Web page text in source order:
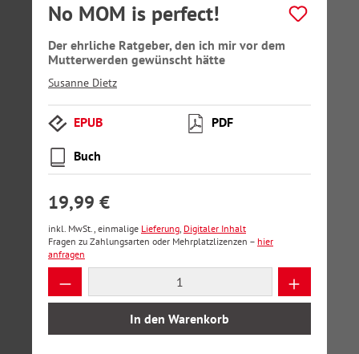
No MOM is perfect!
Der ehrliche Ratgeber, den ich mir vor dem
Mutterwerden gewünscht hätte
Susanne Dietz
EPUB PDF
Buch
19,99 €
inkl. MwSt., einmalige Lieferung, Digitaler Inhalt
Fragen zu Zahlungsarten oder Mehrplatzlizenzen – hier
anfragen
Produkt Anzahl: Gib den gewünschten
In den Warenkorb